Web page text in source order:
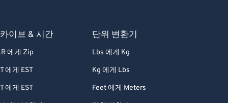
이브 & 시간
에게 Zip
에게 EST
에게 EST
단위 변환기
Lbs 에게 Kg
Kg 에게 Lbs
Feet 에게 Meters